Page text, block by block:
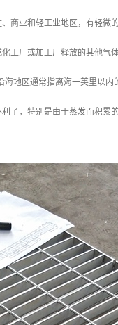
商业和轻工业地区，有轻微
工厂或加工厂释放的其他气
地区通常指离海一英里以
，特别是由于蒸发而积累